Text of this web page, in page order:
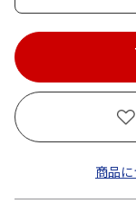
商品